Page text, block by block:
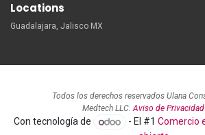
Locations
Guadalajara, Jalisco MX
Todos los derechos reservados Ulana
Medtech LLC.Aviso de Privacidad
Con tecnología de - El #1Comercio